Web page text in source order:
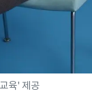
육' 제공